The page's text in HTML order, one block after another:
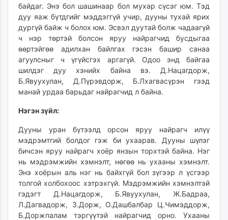
байдаг. Энэ бол шашинаар бол мухар сүсэг юм. Тэд
дуу яаж бүтдгийг мэддэггүй учир, дууны тухай ярих
дургүй байж ч болох юм. Эсвэл дуутай болж чадаагүй
ч нэр төртэй болсон яруу найрагчид бусдыгаа
өөртэйгөө адилхан байлгах гэсэн башир санаа
агуулсныг ч үгүйсгэх аргагүй. Одоо энд байгаа
шилдэг дуу хэнийх байна вэ. Д.Нацагдорж,
Б.Явуухулан, Д.Пүрэвдорж, Б.Лхагвасүрэн гээд
манай урдаа барьдаг найрагчид л байна.
Нэгэн зүйл:
Дууны уран бүтээлд орсон яруу найрагч илүү
мэдрэмтгий болдог гэж би ухаарав. Дууны шүлэг
бичсэн яруу найрагч хоёр янзын торхтэй байна. Нэг
нь мэдрэмжийн хэмнэлт, нөгөө нь ухааны хэмнэлт.
Энэ хоёрын аль нэг нь байхгүй бол зүгээр л үсгээр
толгой холбохоос хэтрэхгүй. Мэдрэмжийн хэмнэлтэй
гэдэгт Д.Нацагдорж, Б.Явуухулан, Ж.Бадраа,
Л.Дагвадорж, З.Дорж, О.Дашбалбар Ц.Чимэддорж,
Б.Доржпалам тэргүүтэй найрагчид орно. Ухааны